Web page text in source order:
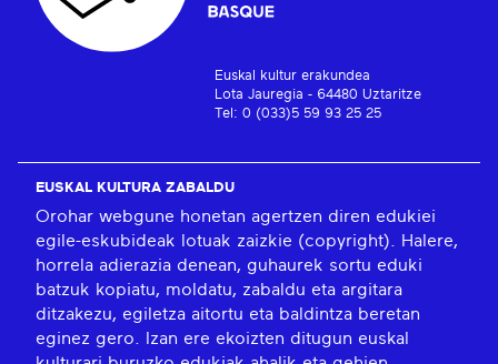
Euskal kultur erakundea
Lota Jauregia - 64480 Uztaritze
Tel: 0 (033)5 59 93 25 25
EUSKAL KULTURA ZABALDU
Orohar webgune honetan agertzen diren edukiei
egile-eskubideak lotuak zaizkie (copyright). Halere,
horrela adierazia denean, guhaurek sortu eduki
batzuk kopiatu, moldatu, zabaldu eta argitara
ditzakezu, egiletza aitortu eta baldintza beretan
eginez gero. Izan ere ekoizten ditugun euskal